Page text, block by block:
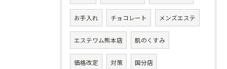
お手入れ チョコレート メンズエステ
エステワム熊本店 肌のくすみ
価格改定 対策 国分店